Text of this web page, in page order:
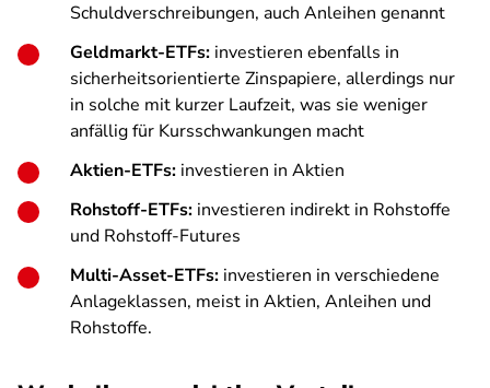
Schuldverschreibungen, auch Anleihen genannt
Geldmarkt-ETFs: investieren ebenfalls in
sicherheitsorientierte Zinspapiere, allerdings nur
in solche mit kurzer Laufzeit, was sie weniger
anfällig für Kursschwankungen macht
Aktien-ETFs: investieren in Aktien
Rohstoff-ETFs: investieren indirekt in Rohstoffe
und Rohstoff-Futures
Multi-Asset-ETFs: investieren in verschiedene
Anlageklassen, meist in Aktien, Anleihen und
Rohstoffe.